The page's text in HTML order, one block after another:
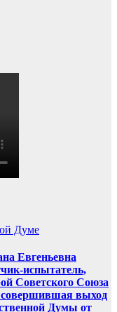
Думе
Евгеньевна
испытатель,
Советского Союза
совершившая выход
Думы от